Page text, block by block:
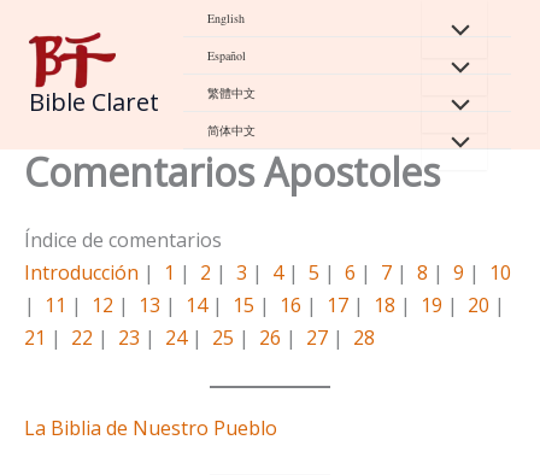
content
Bible Claret
English
Español
繁體中文
简体中文
Comentarios Apostoles
Índice de comentarios
Introducción | 1 | 2 | 3 | 4| 5 | 6 | 7 | 8 | 9 | 10
| 11 | 12 | 13 | 14| 15 | 16 | 17 | 18 | 19 | 20 |
21 | 22 | 23 | 24| 25 | 26 | 27 | 28
La Biblia de Nuestro Pueblo